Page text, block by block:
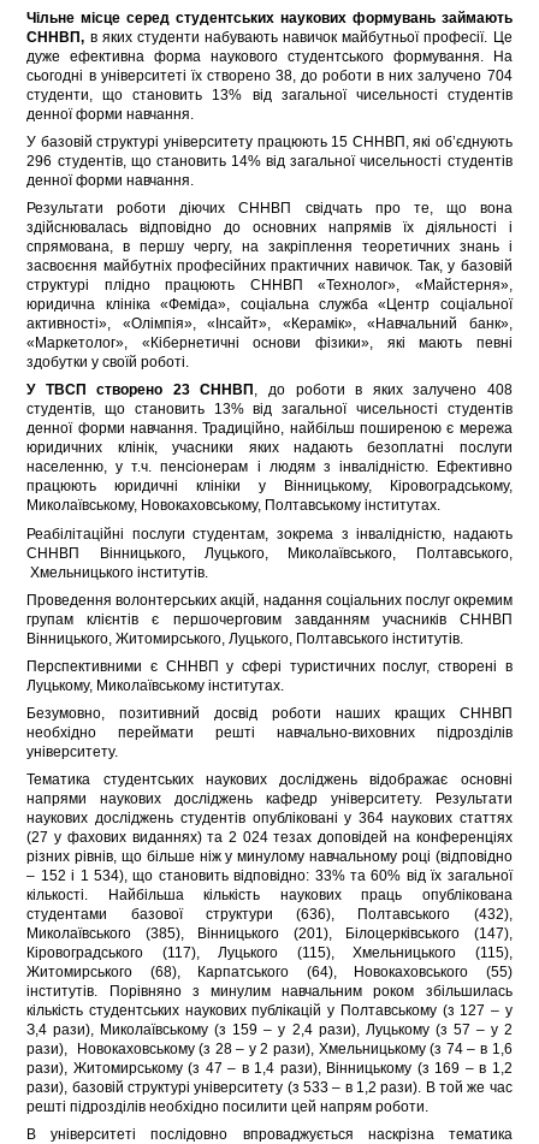
Чільне місце серед студентських наукових формувань займають
СННВП, в яких студенти набувають навичок майбутньої професії. Це
дуже ефективна форма наукового студентського формування. На
сьогодні в університеті їх створено 38, до роботи в них залучено 704
студенти, що становить 13% від загальної чисельності студентів
денної форми навчання.
У базовій структурі університету працюють 15 СННВП, які об’єднують
296 студентів, що становить 14% від загальної чисельності студентів
денної форми навчання.
Результати роботи діючих СННВП свідчать про те, що вона
здійснювалась відповідно до основних напрямів їх діяльності і
спрямована, в першу чергу, на закріплення теоретичних знань і
засвоєння майбутніх професійних практичних навичок. Так, у базовій
структурі плідно працюють СННВП «Технолог», «Майстерня»,
юридична клініка «Феміда», соціальна служба «Центр соціальної
активності», «Олімпія», «Інсайт», «Керамік», «Навчальний банк»,
«Маркетолог», «Кібернетичні основи фізики», які мають певні
здобутки у своїй роботі.
У ТВСП створено 23 СННВП , до роботи в яких залучено 408
студентів, що становить 13% від загальної чисельності студентів
денної форми навчання. Традиційно, найбільш поширеною є мережа
юридичних клінік, учасники яких надають безоплатні послуги
населенню, у т.ч. пенсіонерам і людям з інвалідністю. Ефективно
працюють юридичні клініки у Вінницькому, Кіровоградському,
Миколаївському, Новокаховському, Полтавському інститутах.
Реабілітаційні послуги студентам, зокрема з інвалідністю, надають
СННВП Вінницького, Луцького, Миколаївського, Полтавського,
Хмельницького інститутів.
Проведення волонтерських акцій, надання соціальних послуг окремим
групам клієнтів є першочерговим завданням учасників СННВП
Вінницького, Житомирського, Луцького, Полтавського інститутів.
Перспективними є СННВП у сфері туристичних послуг, створені в
Луцькому, Миколаївському інститутах.
Безумовно, позитивний досвід роботи наших кращих СННВП
необхідно переймати решті навчально-виховних підрозділів
університету.
Тематика студентських наукових досліджень відображає основні
напрями наукових досліджень кафедр університету. Результати
наукових досліджень студентів опубліковані у 364 наукових статтях
(27 у фахових виданнях) та 2 024 тезах доповідей на конференціях
різних рівнів, що більше ніж у минулому навчальному році (відповідно
– 152 і 1 534), що становить відповідно: 33% та 60% від їх загальної
кількості. Найбільша кількість наукових праць опублікована
студентами базової структури (636), Полтавського (432),
Миколаївського (385), Вінницького (201), Білоцерківського (147),
Кіровоградського (117), Луцького (115), Хмельницького (115),
Житомирського (68), Карпатського (64), Новокаховського (55)
інститутів. Порівняно з минулим навчальним роком збільшилась
кількість студентських наукових публікацій у Полтавському (з 127 – у
З,4 рази), Миколаївському (з 159 – у 2,4 рази), Луцькому (з 57 – у 2
рази), Новокаховському (з 28 – у 2 рази), Хмельницькому (з 74 – в 1,6
рази), Житомирському (з 47 – в 1,4 рази), Вінницькому (з 169 – в 1,2
рази), базовій структурі університету (з 533 – в 1,2 рази). В той же час
решті підрозділів необхідно посилити цей напрям роботи.
В університеті послідовно впроваджується наскрізна тематика